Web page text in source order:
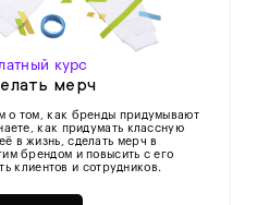
курс
мерч
о том, как бренды придумывают
как придумать классную
в жизнь, сделать мерч в
брендом и повысить с его
клиентов и сотрудников.